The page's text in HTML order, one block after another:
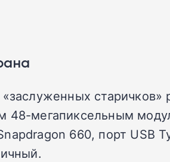
48-мегапиксельным
660, порт